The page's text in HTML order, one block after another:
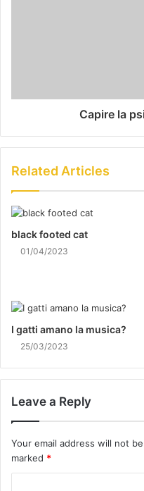
Capire la
Related Articles
black footed cat
01/04/2023
I gatti amano la musica?
25/03/2023
Leave a Reply
Your email address will not
marked *